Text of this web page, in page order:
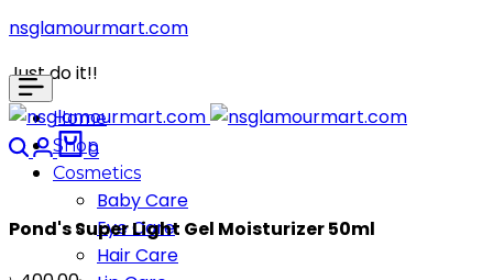
nsglamourmart.com
Just do it!!
Home
Shop
Cosmetics
Baby Care
Eye Care
Hair Care
Search
Login
0Cart
Pond's Super Light Gel Moisturizer 50ml